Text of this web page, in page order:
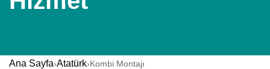
Ana Sayfa›Atatürk›Kombi Montajı